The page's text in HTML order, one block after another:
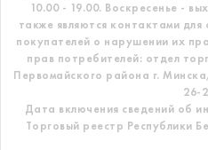
10.00 - 19.00. Воскресенье -
также являются контактами
покупателей о нарушении их
прав потребителей: отдел
Первомайского района г. Минска,
26-
Дата включения сведений об
Торговый реестр Республики